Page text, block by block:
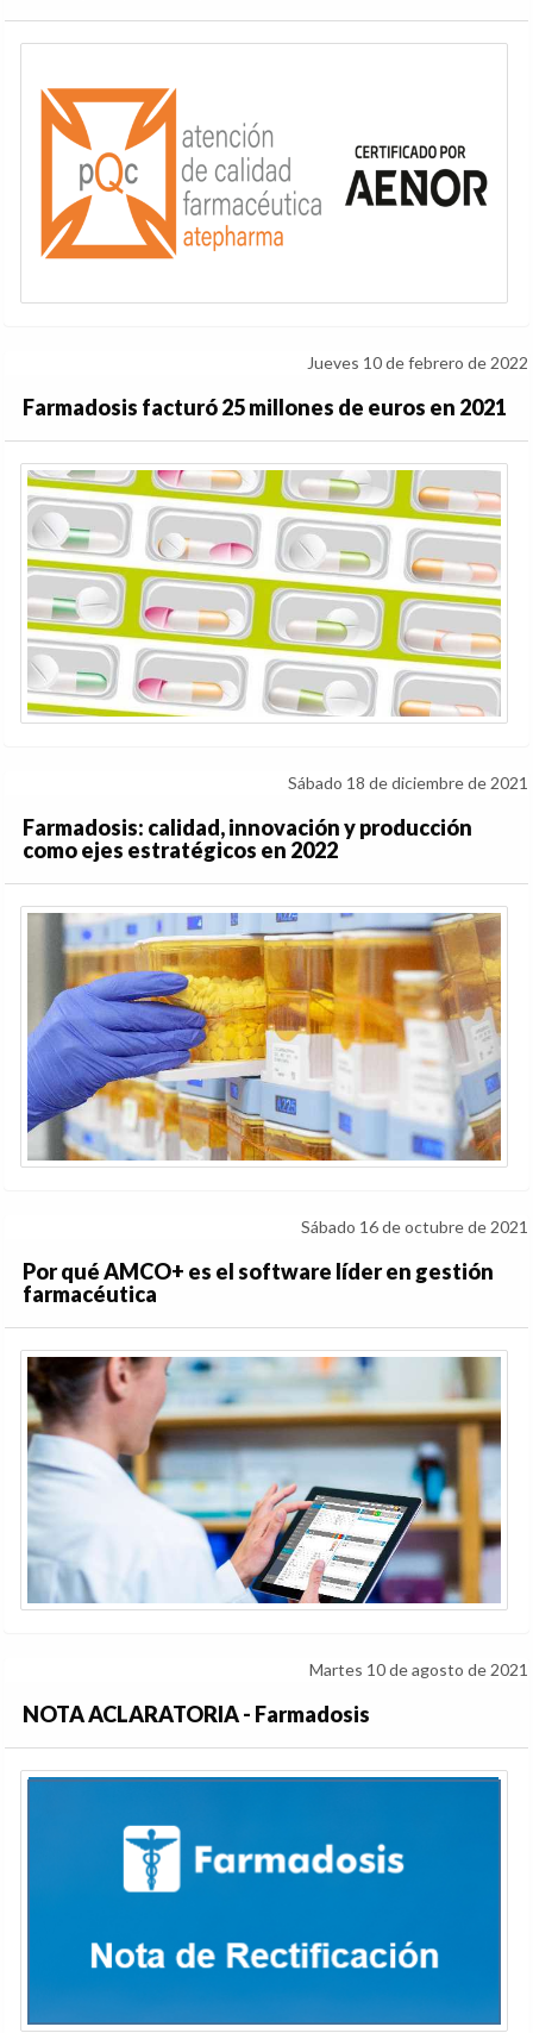
Jueves 10 de febrero de 2022
Farmadosis facturó 25 millones de euros en 2021
Sábado 18 de diciembre de 2021
Farmadosis: calidad, innovación y producción
como ejes estratégicos en 2022
Sábado 16 de octubre de 2021
Por qué AMCO+ es el software líder en gestión
farmacéutica
Martes 10 de agosto de 2021
NOTA ACLARATORIA - Farmadosis